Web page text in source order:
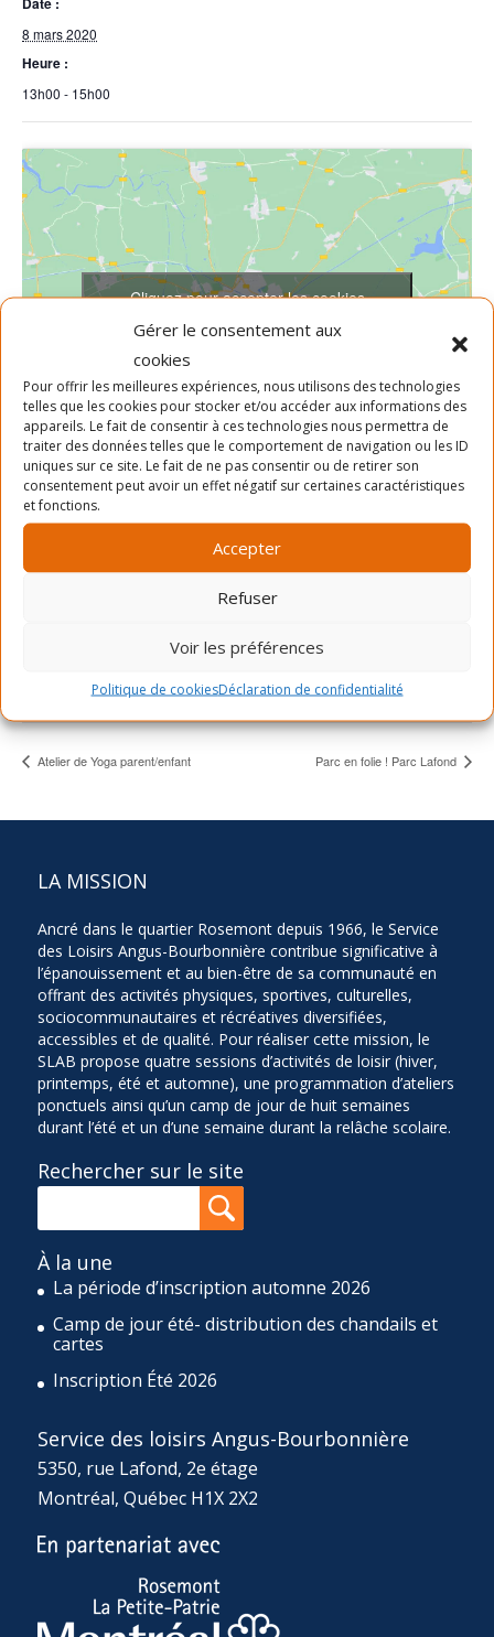
Gérer le consentement aux
cookies
Pour offrir les meilleures expériences, nous utilisons des technologies
telles que les cookies pour stocker et/ou accéder aux informations des
appareils. Le fait de consentir à ces technologies nous permettra de
traiter des données telles que le comportement de navigation ou les ID
uniques sur ce site. Le fait de ne pas consentir ou de retirer son
consentement peut avoir un effet négatif sur certaines caractéristiques
et fonctions.
Accepter
Refuser
Voir les préférences
Politique de cookiesDéclaration de confidentialité
8 mars 2020
Heure :
13h00 - 15h00
LIEU
Centre Gabrielle-et-Marcel-Lapalme
5350 rue Lafond
Canada + Google Map
Voir Lieu site web
Cliquez pour accepter les cookies
marketing et activer ce contenu
Atelier de Yoga parent/enfant Parc en folie ! Parc Lafond
LA MISSION
Ancré dans le quartier Rosemont depuis 1966, le Service
des Loisirs Angus-Bourbonnière contribue significative à
l’épanouissement et au bien-être de sa communauté en
offrant des activités physiques, sportives, culturelles,
sociocommunautaires et récréatives diversifiées,
accessibles et de qualité. Pour réaliser cette mission, le
SLAB propose quatre sessions d’activités de loisir (hiver,
printemps, été et automne), une programmation d’ateliers
ponctuels ainsi qu’un camp de jour de huit semaines
durant l’été et un d’une semaine durant la relâche scolaire.
Rechercher sur le site
À la une
La période d’inscription automne 2026
Camp de jour été- distribution des chandails et
cartes
Inscription Été 2026
Service des loisirs Angus-Bourbonnière
5350, rue Lafond, 2e étage
Montréal, Québec H1X 2X2